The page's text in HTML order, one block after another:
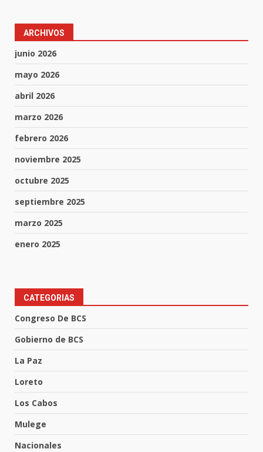
ARCHIVOS
junio 2026
mayo 2026
abril 2026
marzo 2026
febrero 2026
noviembre 2025
octubre 2025
septiembre 2025
marzo 2025
enero 2025
CATEGORIAS
Congreso De BCS
Gobierno de BCS
La Paz
Loreto
Los Cabos
Mulege
Nacionales